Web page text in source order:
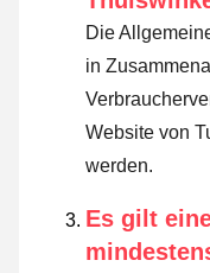
Die
in
Website von
werden.
Es gilt